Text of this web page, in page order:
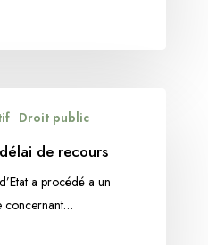
Droit public
de recours
a procédé a un
concernant…